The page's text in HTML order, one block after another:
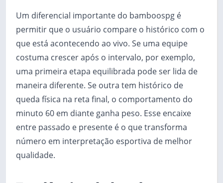
Um diferencial importante do bamboospg é
permitir que o usuário compare o histórico com o
que está acontecendo ao vivo. Se uma equipe
costuma crescer após o intervalo, por exemplo,
uma primeira etapa equilibrada pode ser lida de
maneira diferente. Se outra tem histórico de
queda física na reta final, o comportamento do
minuto 60 em diante ganha peso. Esse encaixe
entre passado e presente é o que transforma
número em interpretação esportiva de melhor
qualidade.